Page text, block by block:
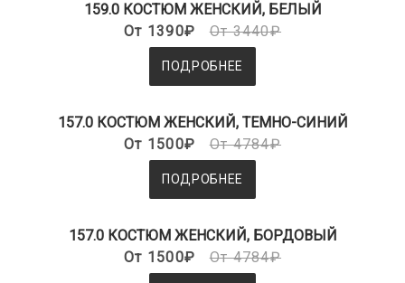
159.0 КОСТЮМ ЖЕНСКИЙ, БЕЛЫЙ
От 1390₽
От 3440₽
ПОДРОБНЕЕ
157.0 КОСТЮМ ЖЕНСКИЙ, ТЕМНО-СИНИЙ
От 1500₽
От 4784₽
ПОДРОБНЕЕ
157.0 КОСТЮМ ЖЕНСКИЙ, БОРДОВЫЙ
От 1500₽
От 4784₽